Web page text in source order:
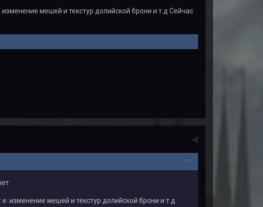
мешей и текстур долийской брони и т.д Сейчас
изменение мешей и текстур долийской брони и т.д